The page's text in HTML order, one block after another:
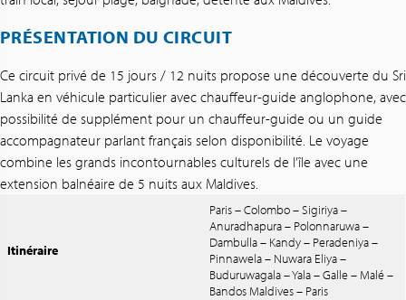
PRÉSENTATION DU CIRCUIT
Ce circuit privé de 15 jours / 12 nuits propose une découverte du Sri
Lanka en véhicule particulier avec chauffeur-guide anglophone, avec
possibilité de supplément pour un chauffeur-guide ou un guide
accompagnateur parlant français selon disponibilité. Le voyage
combine les grands incontournables culturels de l’île avec une
extension balnéaire de 5 nuits aux Maldives.
Itinéraire
Paris – Colombo – Sigiriya –
Anuradhapura – Polonnaruwa –
Dambulla – Kandy – Peradeniya –
Pinnawela – Nuwara Eliya –
Buduruwagala – Yala – Galle – Malé –
Bandos Maldives – Paris